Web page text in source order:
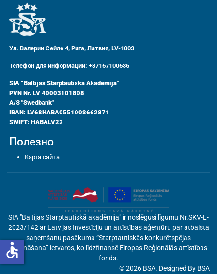
Ул. Валерии Сейле 4, Рига, Латвия, LV-1003
Телефон для информации: +37167100636
SIA “Baltijas Starptautiskā Akadēmija”
PVN Nr. LV 40003101808
A/S "Swedbank"
IBAN: LV68HABA0551003662871
SWIFT: HABALV22
Полезно
Карта сайта
SIA "Baltijas Starptautiskā akadēmija" ir noslēgusi līgumu Nr.SKV-L-
2023/142 ar Latvijas Investīciju un attīstības aģentūru par atbalsta
saņemšanu pasākuma “Starptautiskās konkurētspējas
veicināšana” ietvaros, ko līdzfinansē Eiropas Reģionālās attīstības
fonds.
© 2026 BSA. Designed By BSA
accessible